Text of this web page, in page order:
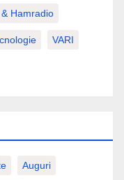
Hamradio
VARI
Auguri